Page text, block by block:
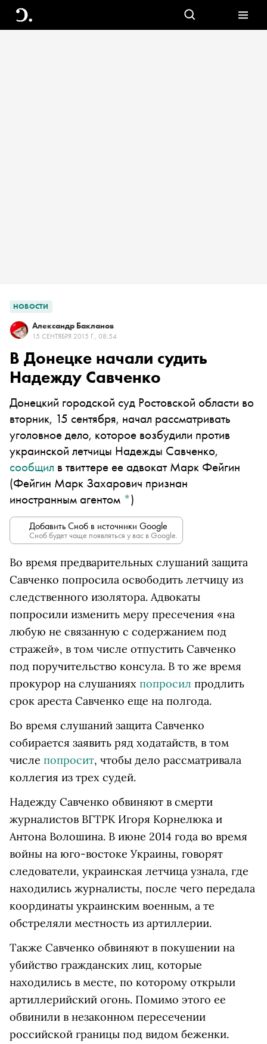
НОВОСТИ
Александр Бакланов
15 СЕНТЯБРЯ 2015 Г., 08:54
В Донецке начали судить
Надежду Савченко
Донецкий городской суд Ростовской области во
вторник, 15 сентября, начал рассматривать
уголовное дело, которое возбудили против
украинской летчицы Надежды Савченко,
сообщил в твиттере ее адвокатМарк Фейгин
(Фейгин Марк Захарович признан
иностранным агентом *)
Добавить Сноб в источники Google
Сноб будет чаще появляться у вас в Google.
Во время предварительных слушаний защита
Савченко попросила освободить летчицу из
следственного изолятора. Адвокаты
попросили изменить меру пресечения «на
любую не связанную с содержанием под
стражей», в том числе отпустить Савченко
под поручительство консула. В то же время
прокурор на слушаниях попросил продлить
срок ареста Савченко еще на полгода.
Во время слушаний защита Савченко
собирается заявить ряд ходатайств, в том
числе попросит, чтобы дело рассматривала
коллегия из трех судей.
Надежду Савченко обвиняют в смерти
журналистов ВГТРК Игоря Корнелюка и
Антона Волошина. В июне 2014 года во время
войны на юго-востоке Украины, говорят
следователи, украинская летчица узнала, где
находились журналисты, после чего передала
координаты украинским военным, а те
обстреляли местность из артиллерии.
Также Савченко обвиняют в покушении на
убийство гражданских лиц, которые
находились в месте, по которому открыли
артиллерийский огонь. Помимо этого ее
обвинили в незаконном пересечении
российской границы под видом беженки.